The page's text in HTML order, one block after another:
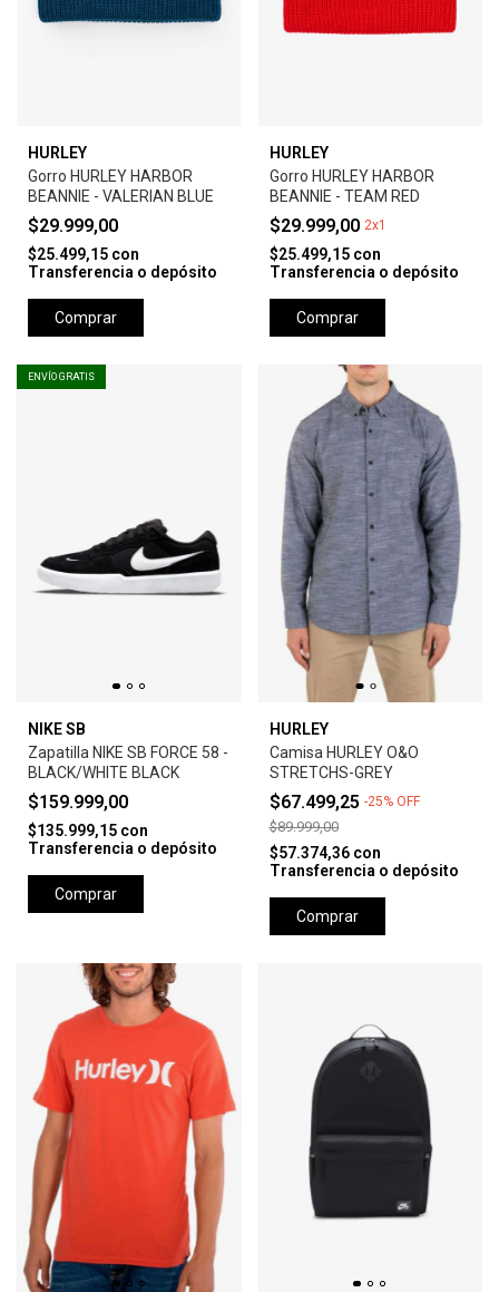
HURLEY
Gorro HURLEY HARBOR
BEANNIE - VALERIAN BLUE
$29.999,00
$25.499,15 con
Transferencia o depósito
Comprar
HURLEY
Gorro HURLEY HARBOR
BEANNIE - TEAM RED
$29.999,00 2x1
$25.499,15 con
Transferencia o depósito
Comprar
ENVÍO GRATIS
NIKE SB
Zapatilla NIKE SB FORCE 58 -
BLACK/WHITE BLACK
$159.999,00
$135.999,15 con
Transferencia o depósito
Comprar
HURLEY
Camisa HURLEY O&O
STRETCHS-GREY
$67.499,25 -25% OFF
$89.999,00
$57.374,36 con
Transferencia o depósito
Comprar